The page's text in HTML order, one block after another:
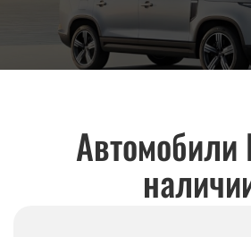
Автомобили